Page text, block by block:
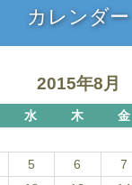
カレンダー
2015年8月
水 木 金
5 6 7